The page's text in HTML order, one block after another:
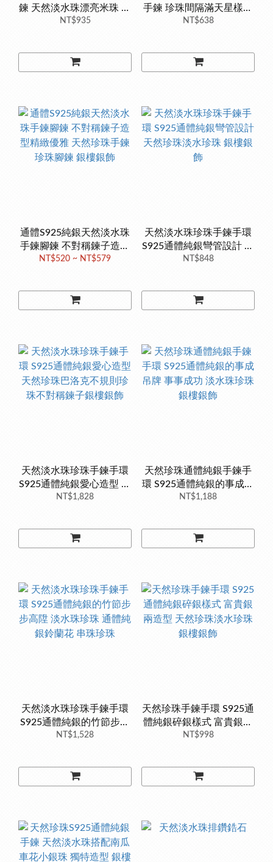
鍊 天然淡水珠漂亮米珠 珠
光美珍珠手鍊 銀樓銀飾
NT$935
手鍊 珍珠間隔滿天星樣式
天然珍珠小手圍手鍊 銀樓
NT$638
通體S925純銀天然淡水珠
手鍊腳鍊 不對稱鍊子造型
精緻優雅 天然珍珠手鍊 珍
NT$520 ~ NT$579
天然淡水珠珍珠手鍊手環
S925通體純銀彎管設計 天
然珍珠淡水珍珠 銀樓銀飾
NT$848
天然淡水珠珍珠手鍊手環
S925通體純銀愛心造型 天
然珍珠巴洛克不規則珍珠
NT$1,828
天然珍珠通體純銀手鍊手
環 S925通體純銀的事成吊
牌 事事成功 淡水珠珍珠
NT$1,188
天然淡水珠珍珠手鍊手環
S925通體純銀的竹節步步
高陞 淡水珠珍珠 通體純銀
NT$1,528
天然珍珠手鍊手環 S925通
體純銀碎銀樣式 富貴銀兩
造型 天然珍珠淡水珍珠 銀
NT$998